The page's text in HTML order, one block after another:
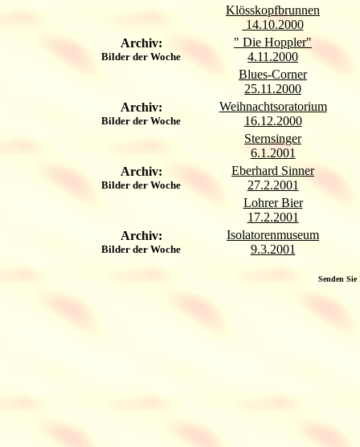
Klösskopfbrunnen
14.10.2000
Archiv:
Bilder der Woche
" Die Hoppler"
4.11.2000
Blues-Corner
25.11.2000
Archiv:
Bilder der Woche
Weihnachtsoratorium
16.12.2000
Sternsinger
6.1.2001
Archiv:
Bilder der Woche
Eberhard Sinner
27.2.2001
Lohrer Bier
17.2.2001
Archiv:
Bilder der Woche
Isolatorenmuseum
9.3.2001
Senden